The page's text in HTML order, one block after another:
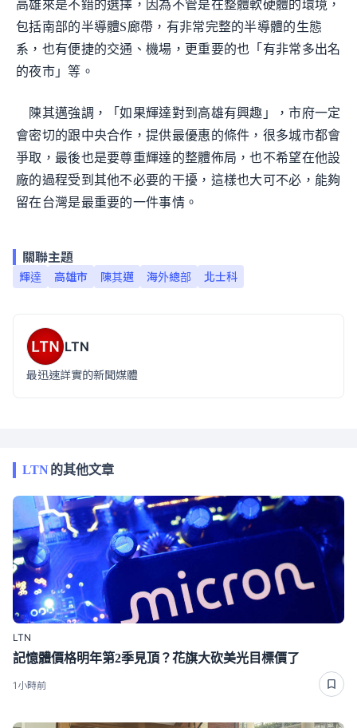
高雄來是不錯的選擇，因為不管是在整體軟硬體的環境，
包括南部的半導體S廊帶，有非常完整的半導體的生態
系，也有便捷的交通、機場，更重要的也「有非常多出名
的夜市」等。
陳其邁強調，「如果輝達對到高雄有興趣」，市府一定
會密切的跟中央合作，提供最優惠的條件，很多城市都會
爭取，最後也是要尊重輝達的整體佈局，也不希望在他設
廠的過程受到其他不必要的干擾，這樣也大可不必，能夠
留在台灣是最重要的一件事情。
關聯主題
輝達 高雄市 陳其邁 海外總部 北士科
LTN
最迅速詳實的新聞媒體
LTN的其他文章
LTN
記憶體價格明年第2季見頂？花旗大砍美光目標價了
1小時前